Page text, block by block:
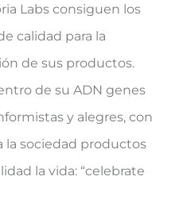
Labs consiguen los
calidad para la
de sus productos.
de su ADN genes
y alegres, con
la sociedad productos
la vida: “celebrate